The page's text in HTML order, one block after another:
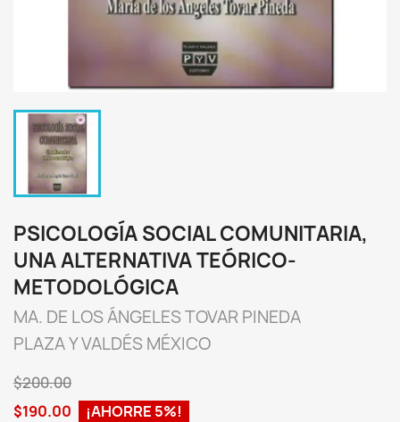
PSICOLOGÍA SOCIAL COMUNITARIA,
UNA ALTERNATIVA TEÓRICO-
METODOLÓGICA
MA. DE LOS ÁNGELES TOVAR PINEDA
PLAZA Y VALDÉS MÉXICO
$200.00
$190.00
¡AHORRE 5%!